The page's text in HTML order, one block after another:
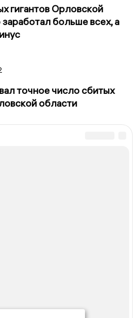
гигантов Орловской
больше всех, а
точное число сбитых
области